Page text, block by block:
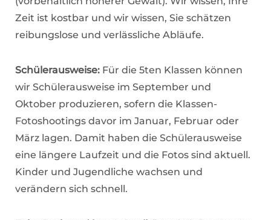
Zeit ist kostbar und wir wissen, Sie schätzen
reibungslose und verlässliche Abläufe.
Schülerausweise: Für die 5ten Klassen können
wir Schülerausweise im September und
Oktober produzieren, sofern die Klassen-
Fotoshootings davor im Januar, Februar oder
März lagen. Damit haben die Schülerausweise
eine längere Laufzeit und die Fotos sind aktuell.
Kinder und Jugendliche wachsen und
verändern sich schnell.